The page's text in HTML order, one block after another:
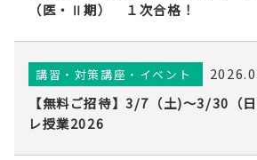
（医・Ⅱ期） １次合格！
講習・対策講座・イベント
【無料ご招待】3/7（土)〜3/30（
レ授業2026